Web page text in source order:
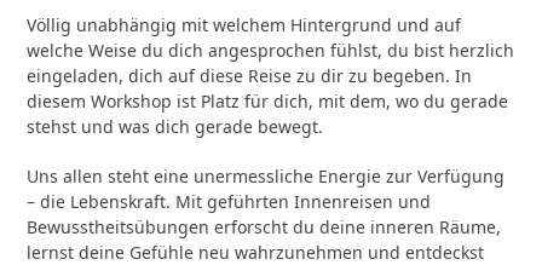
Völlig unabhängig mit welchem Hintergrund und auf
welche Weise du dich angesprochen fühlst, du bist herzlich
eingeladen, dich auf diese Reise zu dir zu begeben. In
diesem Workshop ist Platz für dich, mit dem, wo du gerade
stehst und was dich gerade bewegt.
Uns allen steht eine unermessliche Energie zur Verfügung
– die Lebenskraft. Mit geführten Innenreisen und
Bewusstheitsübungen erforscht du deine inneren Räume,
lernst deine Gefühle neu wahrzunehmen und entdeckst